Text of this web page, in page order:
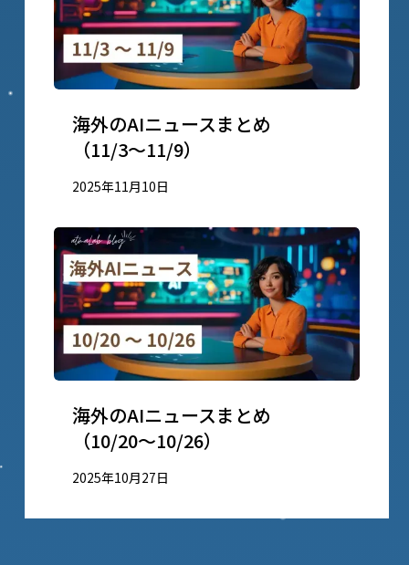
海外のAIニュースまとめ
（11/3〜11/9）
2025年11月10日
海外のAIニュースまとめ
（10/20〜10/26）
2025年10月27日